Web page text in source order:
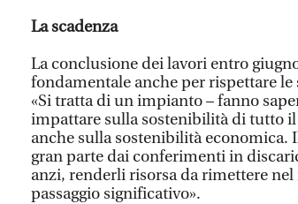
La scadenza
La conclusione dei lavori entro
fondamentale anche per rispettare
«Si tratta di un impianto – fanno
impattare sulla sostenibilità di tutto
anche sulla sostenibilità
gran parte dai conferimenti in
anzi, renderli risorsa da rimettere
passaggio significativo».